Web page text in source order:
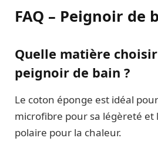
FAQ – Peignoir de
Quelle matière
peignoir de bain ?
Le coton éponge est idéal
microfibre pour sa légèreté et
polaire pour la chaleur.